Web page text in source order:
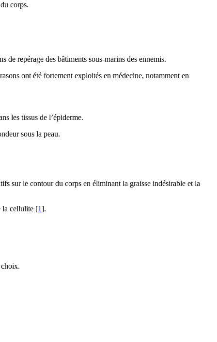
corps.
repérage des bâtiments sous-marins des ennemis.
ont été fortement exploités en médecine, notamment en
les tissus de l’épiderme.
sous la peau.
sur le contour du corps en éliminant la graisse indésirable et la
la cellulite [1].
choix.